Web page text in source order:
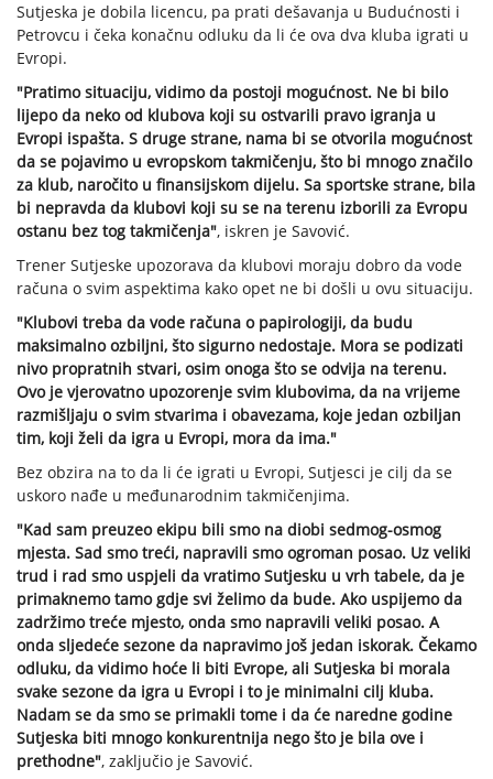
Sutjeska je dobila licencu, pa prati dešavanja u Budućnosti i
Petrovcu i čeka konačnu odluku da li će ova dva kluba igrati u
Evropi.
"Pratimo situaciju, vidimo da postoji mogućnost. Ne bi bilo
lijepo da neko od klubova koji su ostvarili pravo igranja u
Evropi ispašta. S druge strane, nama bi se otvorila mogućnost
da se pojavimo u evropskom takmičenju, što bi mnogo značilo
za klub, naročito u finansijskom dijelu. Sa sportske strane, bila
bi nepravda da klubovi koji su se na terenu izborili za Evropu
ostanu bez tog takmičenja", iskren je Savović.
Trener Sutjeske upozorava da klubovi moraju dobro da vode
računa o svim aspektima kako opet ne bi došli u ovu situaciju.
"Klubovi treba da vode računa o papirologiji, da budu
maksimalno ozbiljni, što sigurno nedostaje. Mora se podizati
nivo propratnih stvari, osim onoga što se odvija na terenu.
Ovo je vjerovatno upozorenje svim klubovima, da na vrijeme
razmišljaju o svim stvarima i obavezama, koje jedan ozbiljan
tim, koji želi da igra u Evropi, mora da ima."
Bez obzira na to da li će igrati u Evropi, Sutjesci je cilj da se
uskoro nađe u međunarodnim takmičenjima.
"Kad sam preuzeo ekipu bili smo na diobi sedmog-osmog
mjesta. Sad smo treći, napravili smo ogroman posao. Uz veliki
trud i rad smo uspjeli da vratimo Sutjesku u vrh tabele, da je
primaknemo tamo gdje svi želimo da bude. Ako uspijemo da
zadržimo treće mjesto, onda smo napravili veliki posao. A
onda sljedeće sezone da napravimo još jedan iskorak. Čekamo
odluku, da vidimo hoće li biti Evrope, ali Sutjeska bi morala
svake sezone da igra u Evropi i to je minimalni cilj kluba.
Nadam se da smo se primakli tome i da će naredne godine
Sutjeska biti mnogo konkurentnija nego što je bila ove i
prethodne", zaključio je Savović.